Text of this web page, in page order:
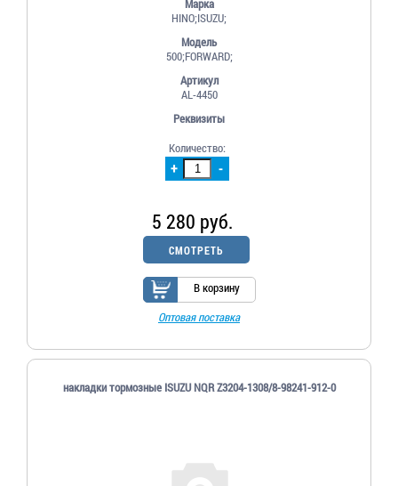
Марка
HINO;ISUZU;
Модель
500;FORWARD;
Артикул
AL-4450
Реквизиты
+ -
Количество:
5 280 руб.
СМОТРЕТЬ
В корзину
Оптовая поставка
накладки тормозные ISUZU NQR Z3204-1308/8-98241-912-0